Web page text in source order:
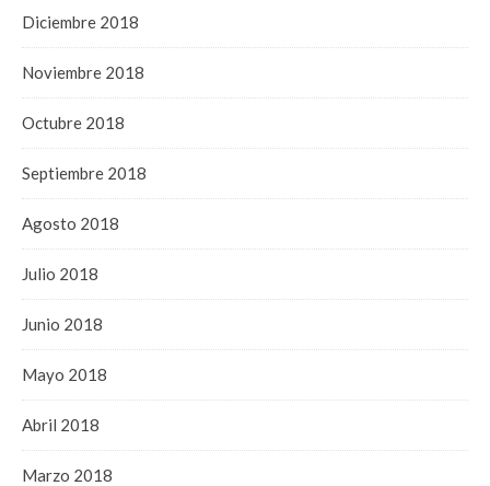
Diciembre 2018
Noviembre 2018
Octubre 2018
Septiembre 2018
Agosto 2018
Julio 2018
Junio 2018
Mayo 2018
Abril 2018
Marzo 2018